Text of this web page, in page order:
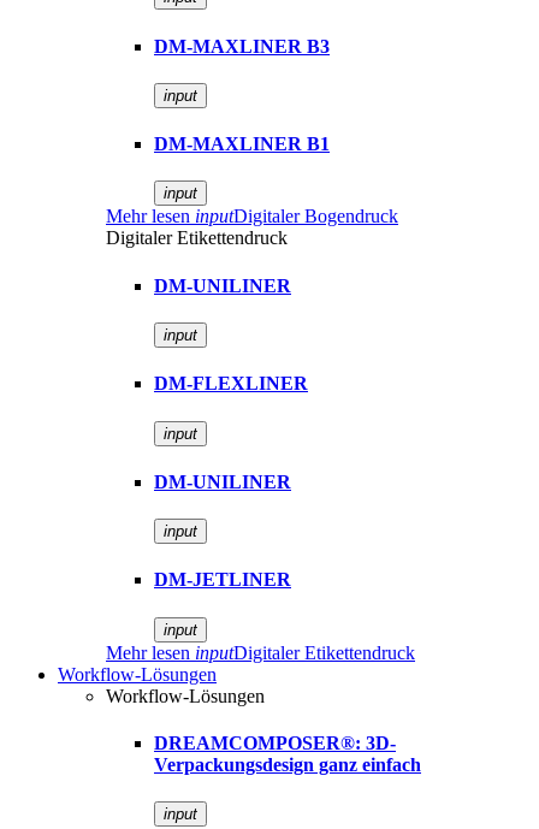
DM-MAXLINER B3
input
DM-MAXLINER B1
input
Mehr lesen inputDigitaler Bogendruck
Digitaler Etikettendruck
DM-UNILINER
input
DM-FLEXLINER
input
DM-UNILINER
input
DM-JETLINER
input
Mehr lesen inputDigitaler Etikettendruck
Workflow-Lösungen
Workflow-Lösungen
DREAMCOMPOSER®: 3D-
Verpackungsdesign ganz einfach
input